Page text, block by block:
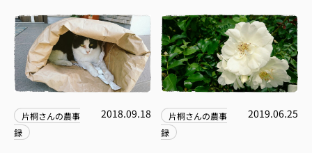
片桐さんの農事
録
2018.09.18
片桐さんの農事
録
2019.06.25